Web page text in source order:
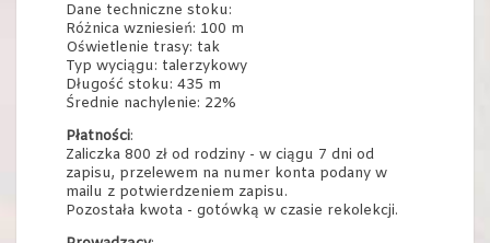
Dane techniczne stoku:
Różnica wzniesień: 100 m
Oświetlenie trasy: tak
Typ wyciągu: talerzykowy
Długość stoku: 435 m
Średnie nachylenie: 22%
Płatności:
Zaliczka 800 zł od rodziny - w ciągu 7 dni od
zapisu, przelewem na numer konta podany w
mailu z potwierdzeniem zapisu.
Pozostała kwota - gotówką w czasie rekolekcji.